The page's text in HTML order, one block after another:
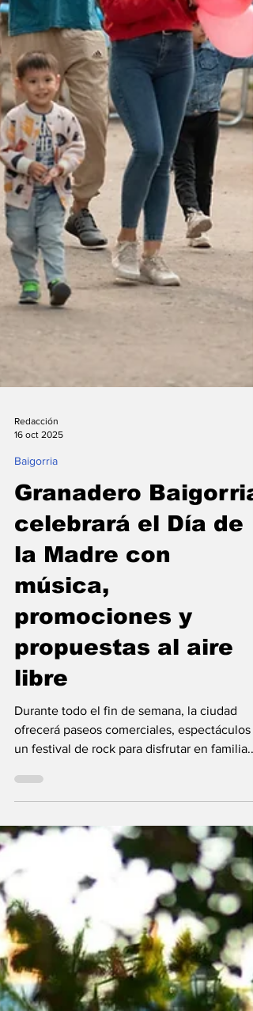
16 oct 2025
Baigorria
Granadero Baigorria
celebrará el Día de
la Madre con
música,
promociones y
propuestas al aire
libre
Durante todo el fin de semana, la ciudad
un festival de rock para disfrutar en familia.
“Cada rincón se viste de fiesta para
intendente Adrián Maglia. Granadero
semana especial en homenaje al Día de la
Madre , con una variada agenda de
actividades que combinan compras, música
espacios de encuentro familiar . El sábado ,
en la previa de la fecha, se lle